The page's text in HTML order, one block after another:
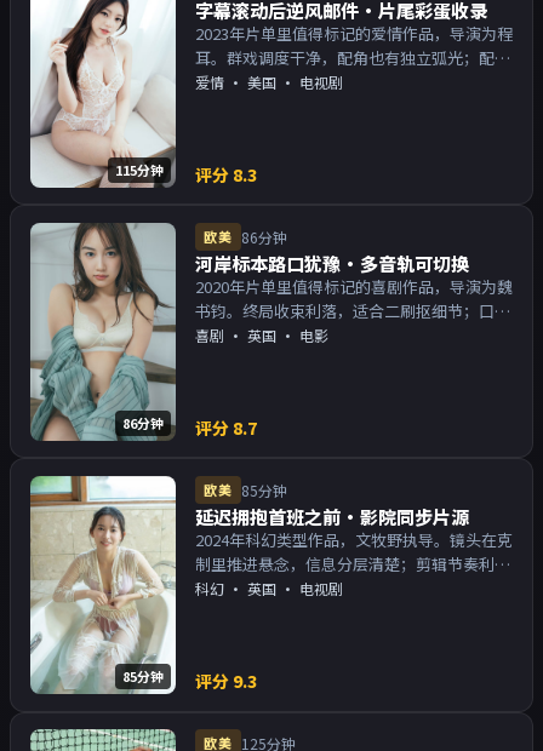
115分钟
字幕滚动后逆风邮件·片尾彩蛋收录
2023年片单里值得标记的爱情作品，导演为程
耳。群戏调度干净，配角也有独立弧光；配乐
与画面气质统一。主演以演技派为主，适合喜
爱情 · 美国 · 电视剧
评分 8.3
86分钟
欧美 86分钟
河岸标本路口犹豫·多音轨可切换
2020年片单里值得标记的喜剧作品，导演为魏
书钧。终局收束利落，适合二刷抠细节；口碑
向与娱乐性兼顾。主演以演技派为主，适合喜
喜剧 · 英国 · 电影
评分 8.7
85分钟
欧美 85分钟
延迟拥抱首班之前·影院同步片源
2024年科幻类型作品，文牧野执导。镜头在克
制里推进悬念，信息分层清楚；剪辑节奏利
落，观感顺滑。主演以演技派为主，适合喜欢
科幻 · 英国 · 电视剧
评分 9.3
欧美 125分钟